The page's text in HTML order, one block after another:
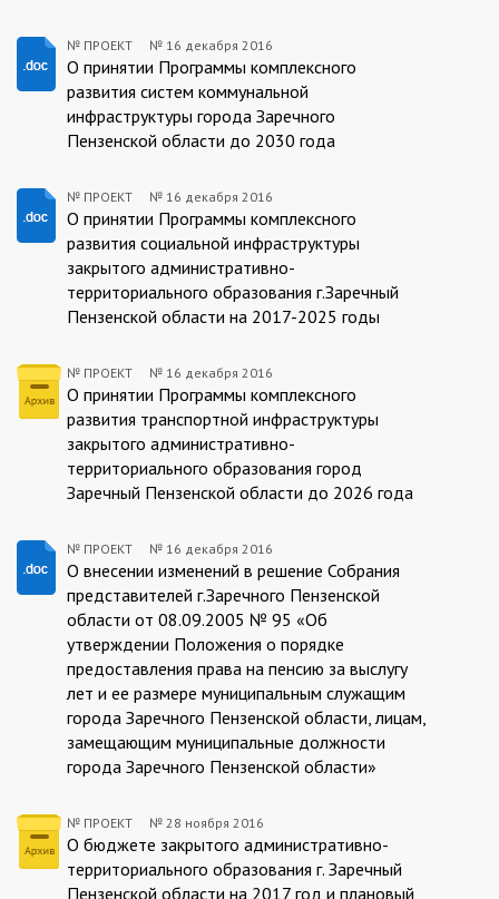
ПРОЕКТ:2016-
№ ПРОЕКТ № 16 декабря 2016
О принятии Программы комплексного
развития систем коммунальной
инфраструктуры города Заречного
Пензенской области до 2030 года
ПРОЕКТ:2016-
№ ПРОЕКТ № 16 декабря 2016
О принятии Программы комплексного
развития социальной инфраструктуры
закрытого административно-
территориального образования г.Заречный
Пензенской области на 2017-2025 годы
ПРОЕКТ:2016-
№ ПРОЕКТ № 16 декабря 2016
О принятии Программы комплексного
развития транспортной инфраструктуры
закрытого административно-
территориального образования город
Заречный Пензенской области до 2026 года
ПРОЕКТ:2016-
№ ПРОЕКТ № 16 декабря 2016
О внесении изменений в решение Собрания
представителей г.Заречного Пензенской
области от 08.09.2005 № 95 «Об
утверждении Положения о порядке
предоставления права на пенсию за выслугу
лет и ее размере муниципальным служащим
города Заречного Пензенской области, лицам,
замещающим муниципальные должности
города Заречного Пензенской области»
ПРОЕКТ:2016-
№ ПРОЕКТ № 28 ноября 2016
О бюджете закрытого административно-
территориального образования г. Заречный
Пензенской области на 2017 год и плановый